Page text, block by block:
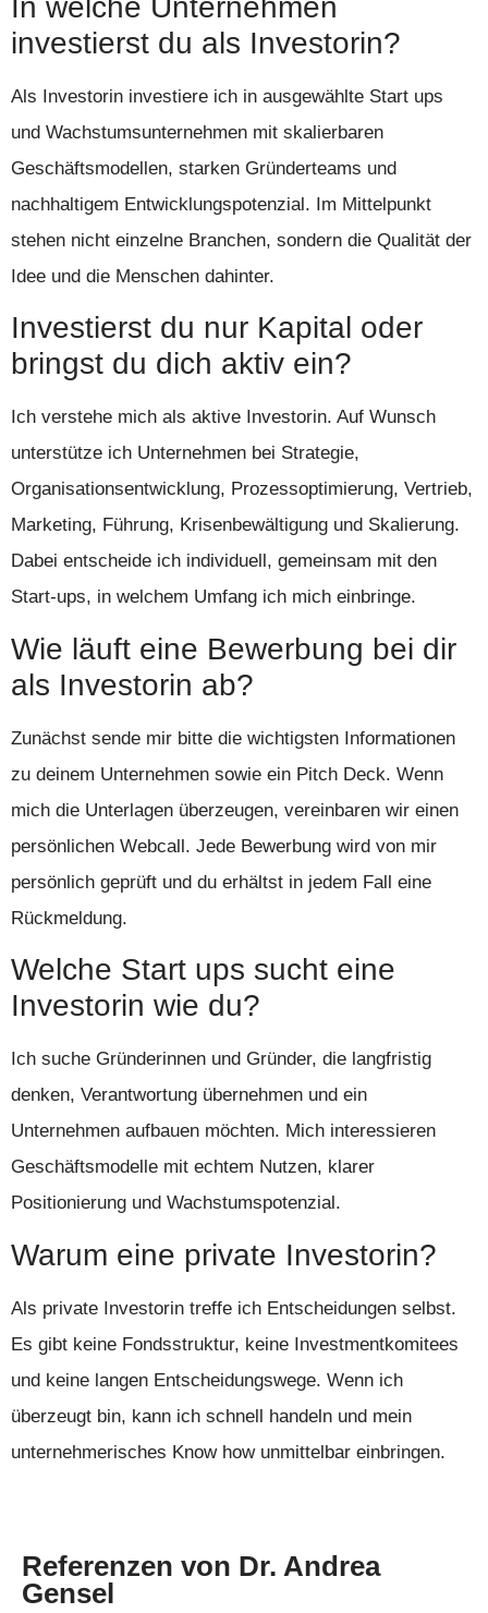
In welche Unternehmen
investierst du als Investorin?
Als Investorin investiere ich in ausgewählte Start ups
und Wachstumsunternehmen mit skalierbaren
Geschäftsmodellen, starken Gründerteams und
nachhaltigem Entwicklungspotenzial. Im Mittelpunkt
stehen nicht einzelne Branchen, sondern die Qualität der
Idee und die Menschen dahinter.
Investierst du nur Kapital oder
bringst du dich aktiv ein?
Ich verstehe mich als aktive Investorin. Auf Wunsch
unterstütze ich Unternehmen bei Strategie,
Organisationsentwicklung, Prozessoptimierung, Vertrieb,
Marketing, Führung, Krisenbewältigung und Skalierung.
Dabei entscheide ich individuell, gemeinsam mit den
Start-ups, in welchem Umfang ich mich einbringe.
Wie läuft eine Bewerbung bei dir
als Investorin ab?
Zunächst sende mir bitte die wichtigsten Informationen
zu deinem Unternehmen sowie ein Pitch Deck. Wenn
mich die Unterlagen überzeugen, vereinbaren wir einen
persönlichen Webcall. Jede Bewerbung wird von mir
persönlich geprüft und du erhältst in jedem Fall eine
Rückmeldung.
Welche Start ups sucht eine
Investorin wie du?
Ich suche Gründerinnen und Gründer, die langfristig
denken, Verantwortung übernehmen und ein
Unternehmen aufbauen möchten. Mich interessieren
Geschäftsmodelle mit echtem Nutzen, klarer
Positionierung und Wachstumspotenzial.
Warum eine private Investorin?
Als private Investorin treffe ich Entscheidungen selbst.
Es gibt keine Fondsstruktur, keine Investmentkomitees
und keine langen Entscheidungswege. Wenn ich
überzeugt bin, kann ich schnell handeln und mein
unternehmerisches Know how unmittelbar einbringen.
Referenzen von Dr. Andrea
Gensel